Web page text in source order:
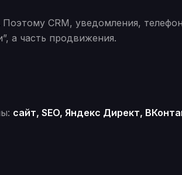
CRM, уведомления,
а часть продвижения.
сайт, SEO, Яндекс Директ,